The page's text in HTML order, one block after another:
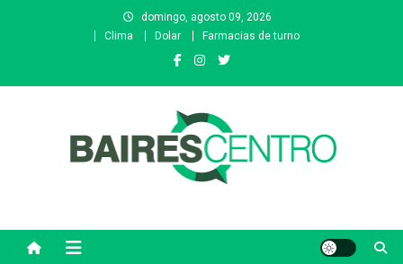
domingo, agosto 09, 2026
Clima
Dolar Farmacias de turno